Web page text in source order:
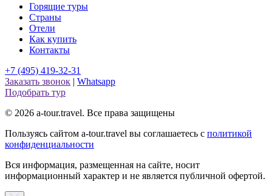
Горящие туры
Страны
Отели
Как купить
Контакты
+7 (495) 419-32-31
Заказать звонок | Whatsapp
Подобрать тур
© 2026 a-tour.travel. Все права защищены
Пользуясь сайтом a-tour.travel вы соглашаетесь с политикой
конфиденциальности
Вся информация, размещенная на сайте, носит
информационный характер и не является публичной офертой.